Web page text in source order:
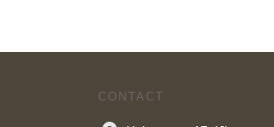
CONTACT